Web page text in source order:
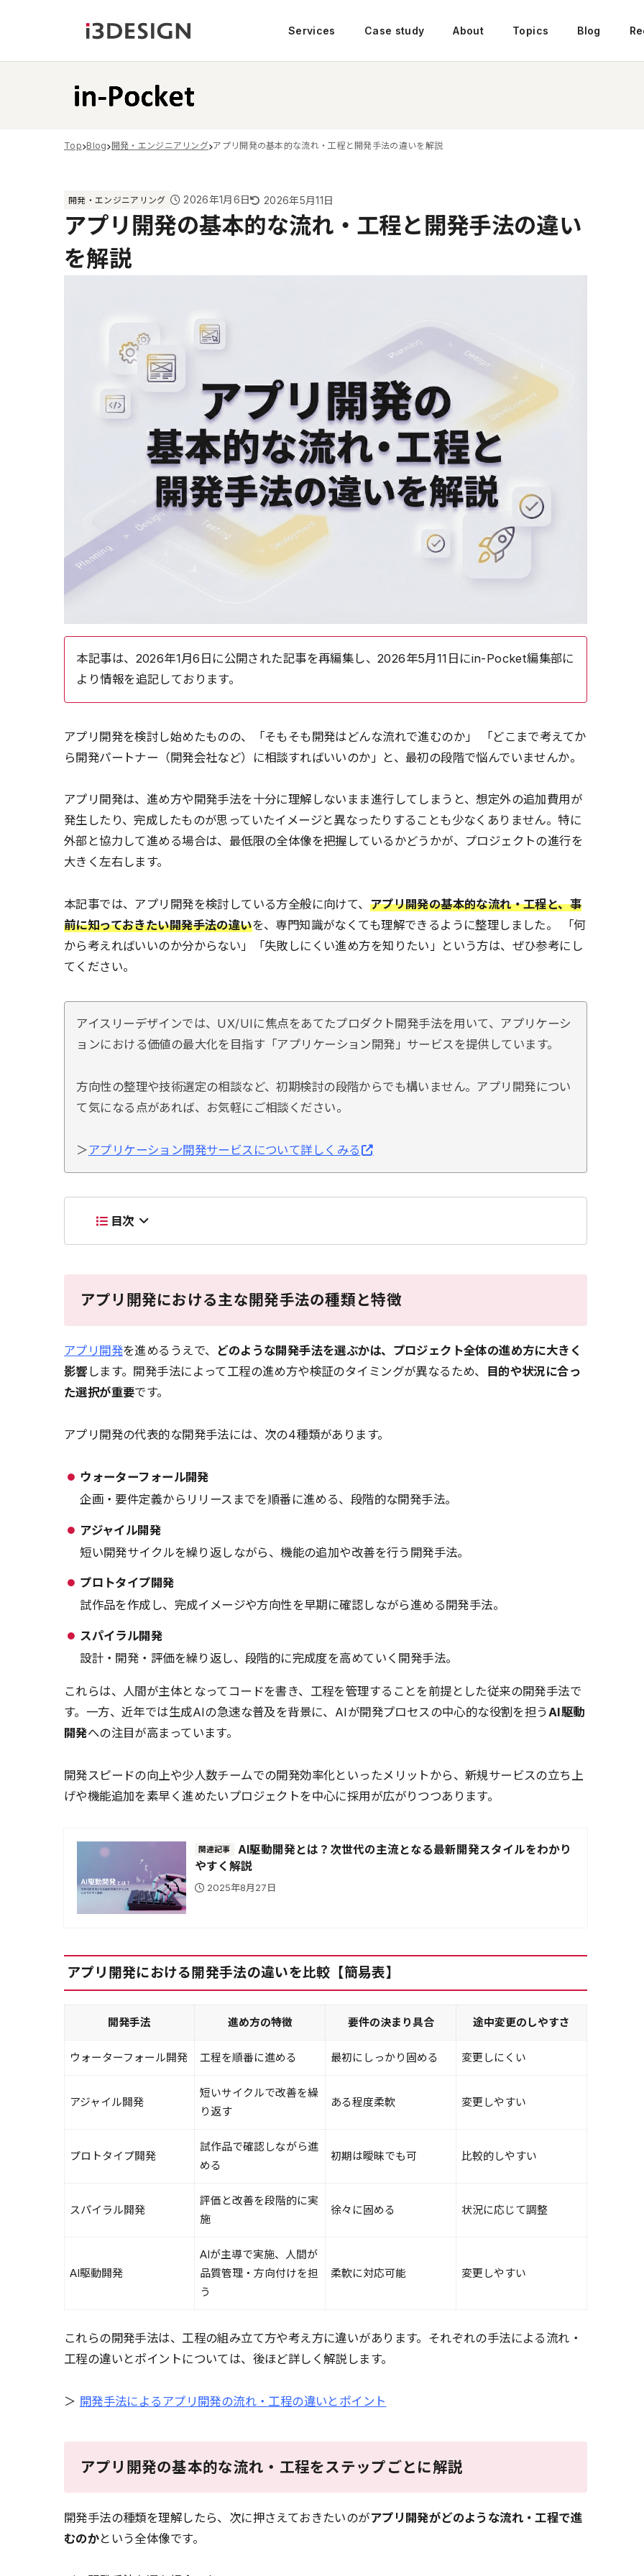
Services Case study About Topics Blog
Top Blog 開発・エンジニアリング アプリ開発の基本的な流れ・工程と開発手法の違いを解説
開発・エンジニアリング 2026年1月6日 2026年5月11日
アプリ開発の基本的な流れ・工程と開発手法の違い
を解説
本記事は、2026年1月6日に公開された記事を再編集し、2026年5月11日にin-Pocket編集部に
より情報を追記しております。
アプリ開発を検討し始めたものの、「そもそも開発はどんな流れで進むのか」 「どこまで考えてか
ら開発パートナー（開発会社など）に相談すればいいのか」と、最初の段階で悩んでいませんか。
アプリ開発は、進め方や開発手法を十分に理解しないまま進行してしまうと、想定外の追加費用が
発生したり、完成したものが思っていたイメージと異なったりすることも少なくありません。特に
外部と協力して進める場合は、最低限の全体像を把握しているかどうかが、プロジェクトの進行を
大きく左右します。
本記事では、アプリ開発を検討している方全般に向けて、 アプリ開発の基本的な流れ・工程と、事
前に知っておきたい開発手法の違いを、専門知識がなくても理解できるように整理しました。 「何
から考えればいいのか分からない」「失敗しにくい進め方を知りたい」という方は、ぜひ参考にし
てください。
アイスリーデザインでは、UX/UIに焦点をあてたプロダクト開発手法を用いて、アプリケーシ
ョンにおける価値の最大化を目指す「アプリケーション開発」サービスを提供しています。
方向性の整理や技術選定の相談など、初期検討の段階からでも構いません。アプリ開発につい
て気になる点があれば、お気軽にご相談ください。
＞アプリケーション開発サービスについて詳しくみる
目次
アプリ開発における主な開発手法の種類と特徴
アプリ開発を進めるうえで、 どのような開発手法を選ぶかは、プロジェクト全体の進め方に大きく
影響 します。開発手法によって工程の進め方や検証のタイミングが異なるため、
目的や状況に合っ
た選択が重要です。
アプリ開発の代表的な開発手法には、次の4種類があります。
ウォーターフォール開発
企画・要件定義からリリースまでを順番に進める、段階的な開発手法。
アジャイル開発
短い開発サイクルを繰り返しながら、機能の追加や改善を行う開発手法。
プロトタイプ開発
試作品を作成し、完成イメージや方向性を早期に確認しながら進める開発手法。
スパイラル開発
設計・開発・評価を繰り返し、段階的に完成度を高めていく開発手法。
これらは、人間が主体となってコードを書き、工程を管理することを前提とした従来の開発手法で
す。一方、近年では生成AIの急速な普及を背景に、AIが開発プロセスの中心的な役割を担うAI駆動
開発への注目が高まっています。
開発スピードの向上や少人数チームでの開発効率化といったメリットから、新規サービスの立ち上
げや機能追加を素早く進めたいプロジェクトを中心に採用が広がりつつあります。
関連記事
AI駆動開発とは？次世代の主流となる最新開発スタイルをわかり
やすく解説
2025年8月27日
アプリ開発における開発手法の違いを比較【簡易表】
開発手法 進め方の特徴 要件の決まり具合 途中変更のしやすさ
ウォーターフォール開発 工程を順番に進める 最初にしっかり固める 変更しにくい
アジャイル開発
短いサイクルで改善を繰
り返す
ある程度柔軟 変更しやすい
プロトタイプ開発
試作品で確認しながら進
める
初期は曖昧でも可 比較的しやすい
スパイラル開発
評価と改善を段階的に実
施
徐々に固める 状況に応じて調整
AI駆動開発
AIが主導で実施、人間が
品質管理・方向付けを担
う
柔軟に対応可能 変更しやすい
これらの開発手法は、工程の組み立て方や考え方に違いがあります。それぞれの手法による流れ・
工程の違いとポイントについては、後ほど詳しく解説します。
＞ 開発手法によるアプリ開発の流れ・工程の違いとポイント
アプリ開発の基本的な流れ・工程をステップごとに解説
開発手法の種類を理解したら、次に押さえておきたいのがアプリ開発がどのような流れ・工程で進
むのかという全体像です。